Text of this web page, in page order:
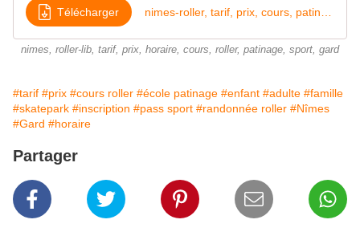
Télécharger
nimes, roller-lib, tarif, prix, horaire, cours, roller, patinage, sport, gard
#tarif #prix #cours roller #école patinage #enfant #adulte #famille
#skatepark #inscription #pass sport #randonnée roller #Nîmes
#Gard #horaire
Partager